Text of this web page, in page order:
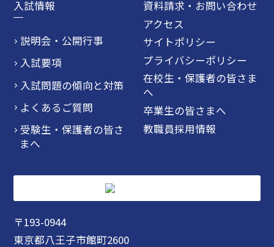
入試情報
説明会・公開行事
入試要項
入試問題の傾向と対策
よくあるご質問
受験生・保護者の皆さ
まへ
資料請求・お問い合わせ
アクセス
サイトポリシー
プライバシーポリシー
在校生・保護者の皆さま
へ
卒業生の皆さまへ
教職員採用情報
〒193-0944
東京都八王子市館町2600